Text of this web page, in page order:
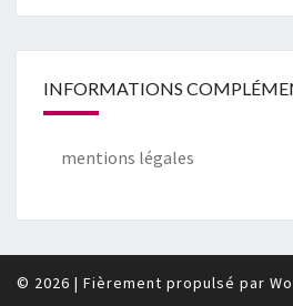
INFORMATIONS
mentions légales
© 2026 | Fièrement propulsé par